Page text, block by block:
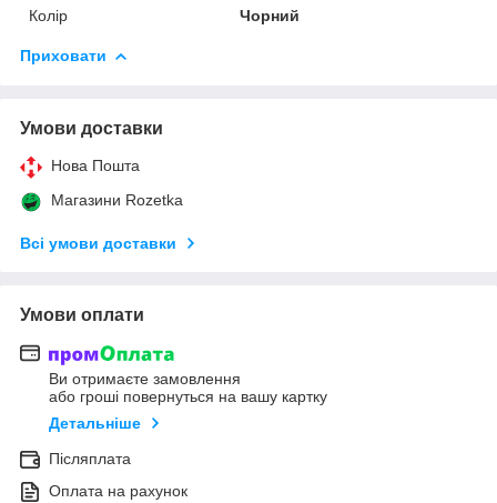
Колір
Чорний
Приховати
Умови доставки
Нова Пошта
Магазини Rozetka
Всі умови доставки
Умови оплати
Ви отримаєте замовлення
або гроші повернуться на вашу картку
Детальніше
Післяплата
Оплата на рахунок